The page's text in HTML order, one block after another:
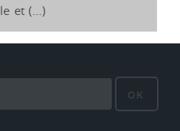
et (…)
OK